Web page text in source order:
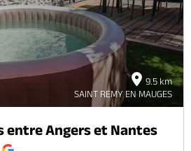
9.5 km
SAINT REMY EN MAUGES
entre Angers et Nantes